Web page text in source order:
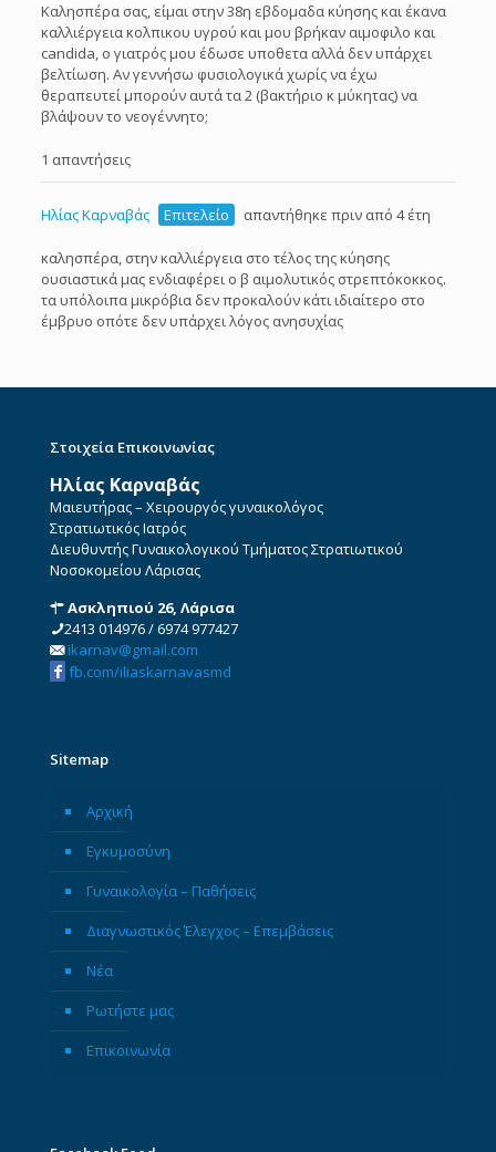
Καλησπέρα σας, είμαι στην 38η εβδομαδα κύησης και έκανα
καλλιέργεια κολπικου υγρού και μου βρήκαν αιμοφιλο και
candida, ο γιατρός μου έδωσε υποθετα αλλά δεν υπάρχει
βελτίωση. Αν γεννήσω φυσιολογικά χωρίς να έχω
θεραπευτεί μπορούν αυτά τα 2 (βακτήριο κ μύκητας) να
βλάψουν το νεογέννητο;
1 απαντήσεις
Ηλίας Καρναβάς Επιτελείο απαντήθηκε πριν από 4 έτη
καλησπέρα, στην καλλιέργεια στο τέλος της κύησης
ουσιαστικά μας ενδιαφέρει ο β αιμολυτικός στρεπτόκοκκος.
τα υπόλοιπα μικρόβια δεν προκαλούν κάτι ιδιαίτερο στο
έμβρυο οπότε δεν υπάρχει λόγος ανησυχίας
Στοιχεία Επικοινωνίας
Ηλίας Καρναβάς
Μαιευτήρας – Χειρουργός γυναικολόγος
Στρατιωτικός Ιατρός
Διευθυντής Γυναικολογικού Τμήματος Στρατιωτικού
Νοσοκομείου Λάρισας
Ασκληπιού 26, Λάρισα
2413 014976/6974 977427
ikarnav@gmail.com
fb.com/iliaskarnavasmd
Sitemap
Αρχική
Εγκυμοσύνη
Γυναικολογία – Παθήσεις
Διαγνωστικός Έλεγχος – Επεμβάσεις
Νέα
Ρωτήστε μας
Επικοινωνία